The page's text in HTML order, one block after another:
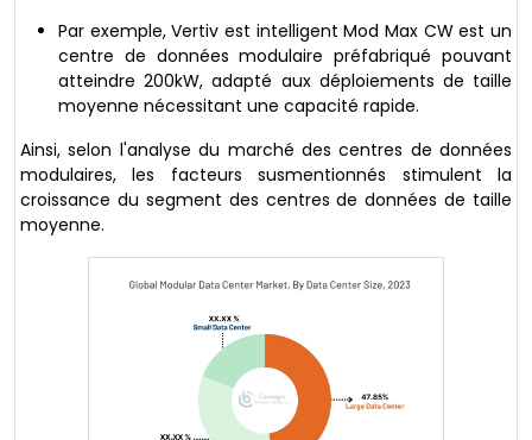
Par exemple, Vertiv est intelligent Mod Max CW est un
centre de données modulaire préfabriqué pouvant
atteindre 200kW, adapté aux déploiements de taille
moyenne nécessitant une capacité rapide.
Ainsi, selon l'analyse du marché des centres de données
modulaires, les facteurs susmentionnés stimulent la
croissance du segment des centres de données de taille
moyenne.